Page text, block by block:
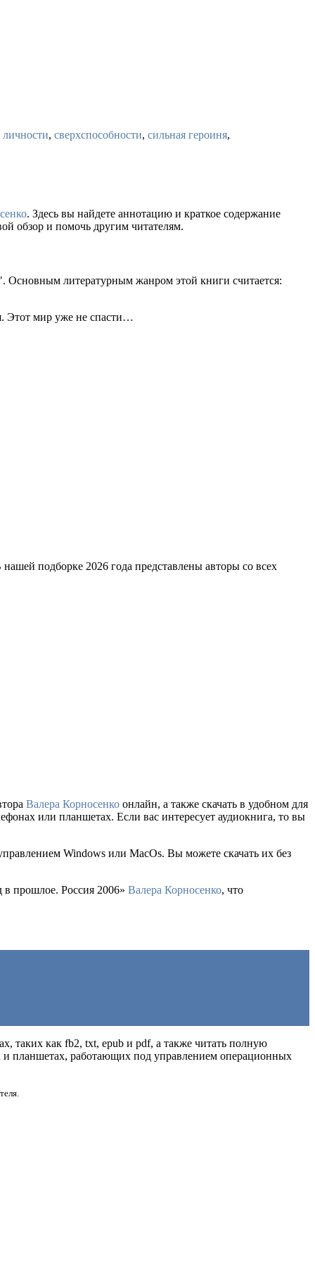
личности, сверхспособности, сильная героиня,
. Здесь вы найдете аннотацию и краткое содержание
обзор и помочь другим читателям.
Основным литературным жанром этой книги считается:
Этот мир уже не спасти…
подборке 2026 года представлены авторы со всех
Валера Корносенко онлайн, а также скачать в удобном для
или планшетах. Если вас интересует аудиокнига, то вы
Windows или MacOs. Вы можете скачать их без
в прошлое. Россия 2006» Валера Корносенко, что
таких как fb2, txt, epub и pdf, а также читать полную
и планшетах, работающих под управлением операционных